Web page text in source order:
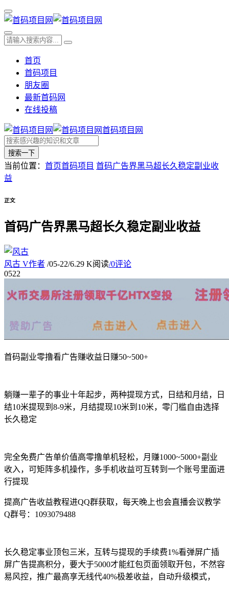
首页
首码项目
朋友圈
最新首码网
在线投稿
首码项目网
搜索一下
当前位置： 首页首码项目 首码广告界黑马超长久稳定副业收
益
正文
首码广告界黑马超长久稳定副业收益
风古 V作者 /05-22/6.29 K阅读/0评论
0522
首码副业零撸看广告赚收益日赚50~500+
躺赚一辈子的事业十年起步，两种提现方式，日结和月结，日
结10米提现到8-9米，月结提现10米到10米，零门槛自由选择
长久稳定
完全免费广告单价值高零撸单机轻松，月赚1000~5000+副业
收入，可矩阵多机操作，多手机收益可互转到一个账号里面进
行提现
提高广告收益教程进QQ群获取，每天晚上也会直播会议教学
Q群号：1093079488
长久稳定事业顶包三米，互转与提现的手续费1%看弹屏广插
屏广告提高积分，要大于5000才能红包页面领取开包，不然容
易风控，推广最高享无线代40%极差收益，自动升级模式，